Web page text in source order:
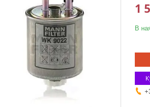
1
В